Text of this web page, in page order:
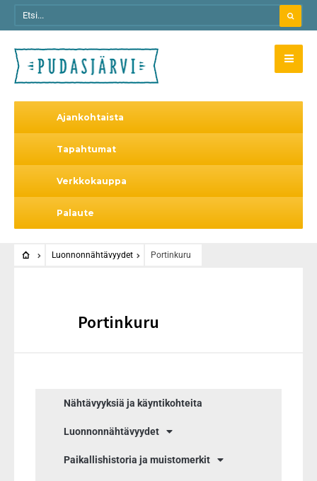
Ajankohtaista
Tapahtumat
Verkkokauppa
Palaute
Luonnonnähtävyydet Portinkuru
Portinkuru
Nähtävyyksiä ja käyntikohteita
Luonnonnähtävyydet
Paikallishistoria ja muistomerkit